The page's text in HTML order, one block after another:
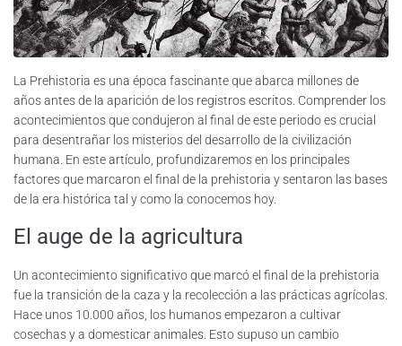
La Prehistoria es una época fascinante que abarca millones de
años antes de la aparición de los registros escritos. Comprender los
acontecimientos que condujeron al final de este periodo es crucial
para desentrañar los misterios del desarrollo de la civilización
humana. En este artículo, profundizaremos en los principales
factores que marcaron el final de la prehistoria y sentaron las bases
de la era histórica tal y como la conocemos hoy.
El auge de la agricultura
Un acontecimiento significativo que marcó el final de la prehistoria
fue la transición de la caza y la recolección a las prácticas agrícolas.
Hace unos 10.000 años, los humanos empezaron a cultivar
cosechas y a domesticar animales. Esto supuso un cambio